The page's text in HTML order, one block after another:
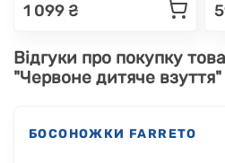
1 099 ₴
Відгуки про покупку
"Червоне дитяче взуття"
БОСОНОЖКИ FARRETO